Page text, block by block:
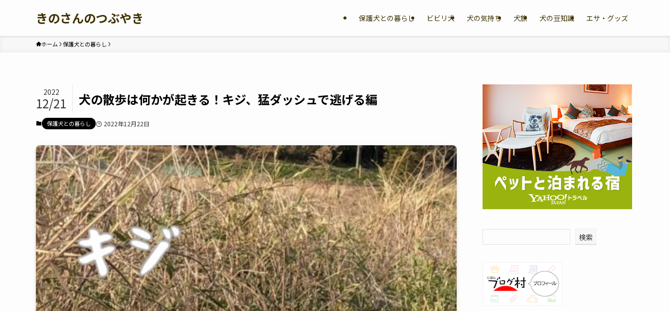
きのさんのつぶやき 保護犬との暮らし ビビリ犬 犬の気持ち 犬旅 犬の豆知識 エサ・グッズ
ホーム 保護犬との暮らし
犬の散歩は何かが起きる！キジ、猛ダッシュで逃げる編
2022
12/21
保護犬との暮らし 2022年12月22日
検索